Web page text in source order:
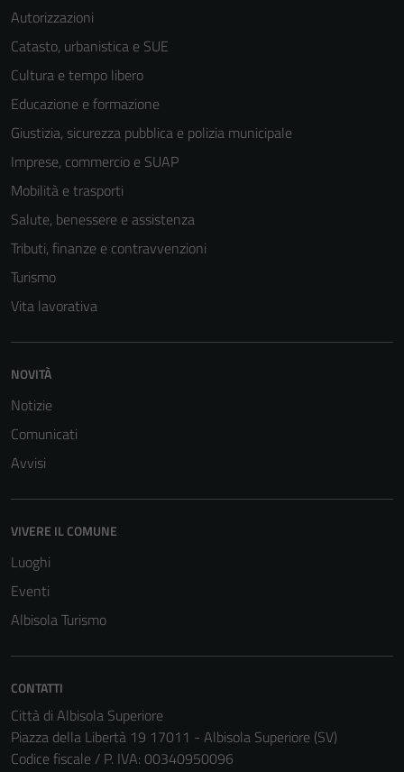
Autorizzazioni
Catasto, urbanistica e SUE
Cultura e tempo libero
Educazione e formazione
Giustizia, sicurezza pubblica e polizia municipale
Imprese, commercio e SUAP
Mobilità e trasporti
Salute, benessere e assistenza
Tributi, finanze e contravvenzioni
Turismo
Vita lavorativa
NOVITÀ
Notizie
Comunicati
Avvisi
VIVERE IL COMUNE
Luoghi
Eventi
Albisola Turismo
CONTATTI
Città di Albisola Superiore
Piazza della Libertà 19 17011 - Albisola Superiore (SV)
Codice fiscale / P. IVA: 00340950096
disabilitati.